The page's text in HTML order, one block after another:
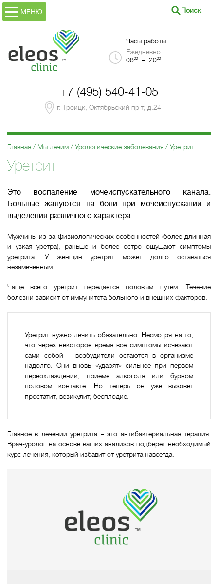
МЕНЮ Поиск
Часы работы:
Ежедневно
0800– 2000
+7 (495) 540-41-05
г. Троицк, Октябрьский пр-т, д.24
Главная Мы лечим Урологические заболевания Уретрит
Уретрит
Это воспаление мочеиспускательного канала.
Больные жалуются на боли при мочеиспускании и
выделения различного характера.
Мужчины из-за физиологических особенностей (более длинная
и узкая уретра), раньше и более остро ощущают симптомы
уретрита. У женщин уретрит может долго оставаться
незамеченным.
Чаще всего уретрит передается половым путем. Течение
болезни зависит от иммунитета больного и внешних факторов.
Уретрит нужно лечить обязательно. Несмотря на то,
что через некоторое время все симптомы исчезают
сами собой – возбудители остаются в организме
надолго. Они вновь «ударят» сильнее при первом
переохлаждении, приеме алкоголя или бурном
половом контакте. Но теперь он уже вызовет
простатит, везикулит, бесплодие.
Главное в лечении уретрита – это антибактериальная терапия.
Врач-уролог на основе ваших анализов подберет необходимый
курс лечения, который избавит от уретрита навсегда.